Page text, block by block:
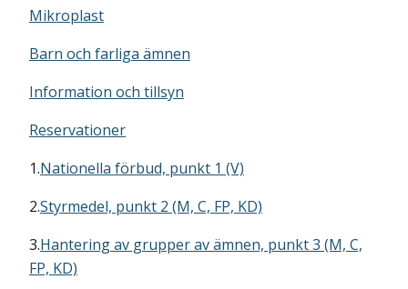
Mikroplast
Barn och farliga ämnen
Information och tillsyn
Reservationer
1.Nationella förbud, punkt 1 (V)
2.Styrmedel, punkt 2 (M, C, FP, KD)
3.Hantering av grupper av ämnen, punkt 3 (M, C,
FP, KD)